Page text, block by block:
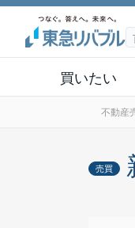
買いたい
不動産
売買